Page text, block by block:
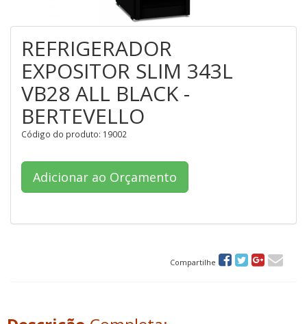
REFRIGERADOR
EXPOSITOR SLIM 343L
VB28 ALL BLACK -
BERTEVELLO
Código do produto: 19002
Adicionar ao Orçamento
Compartilhe